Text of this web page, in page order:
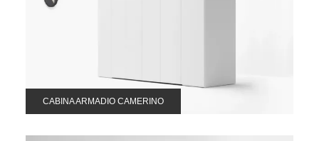
CABINA ARMADIO CAMERINO